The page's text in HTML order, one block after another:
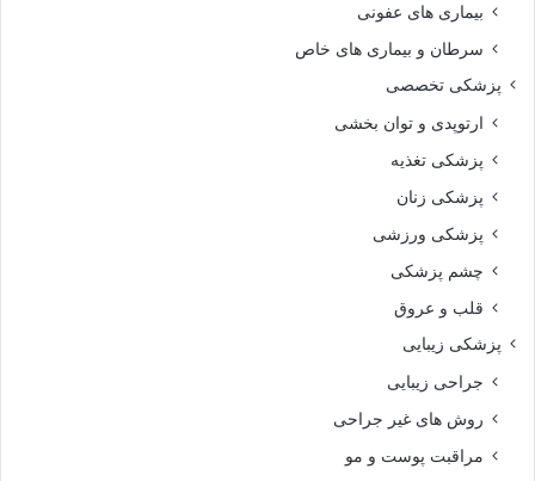
بیماری های عفونی
سرطان و بیماری های خاص
پزشکی تخصصی
ارتوپدی و توان بخشی
پزشکی تغذیه
پزشکی زنان
پزشکی ورزشی
چشم پزشکی
قلب و عروق
پزشکی زیبایی
جراحی زیبایی
روش های غیر جراحی
مراقبت پوست و مو